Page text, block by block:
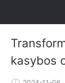
kasybos